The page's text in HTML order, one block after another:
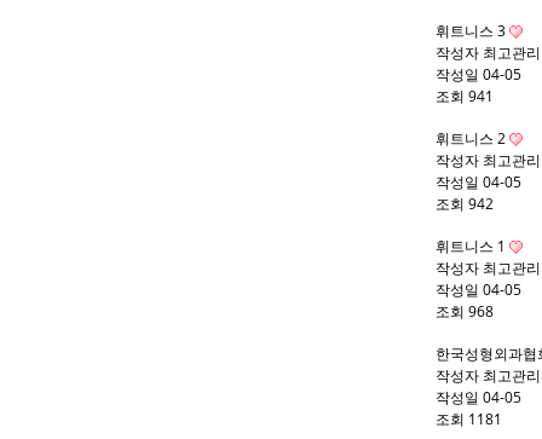
휘트니스 3
작성자 최고관
작성일 04-05
조회 941
휘트니스 2
작성자 최고관
작성일 04-05
조회 942
휘트니스 1
작성자 최고관
작성일 04-05
조회 968
한국성형외과
작성자 최고관
작성일 04-05
조회 1181